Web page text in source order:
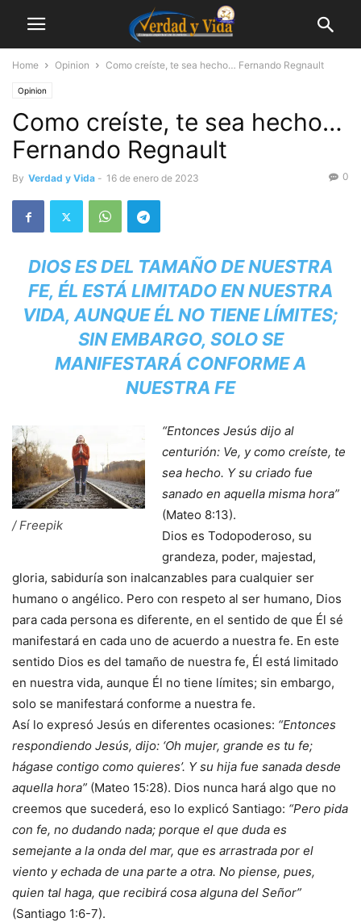
Home Opinion Como creíste, te sea hecho… Fernando Regnault
Opinion
Como creíste, te sea hecho…
Fernando Regnault
By Verdad y Vida - 16 de enero de 2023 0
DIOS ES DEL TAMAÑO DE NUESTRA
FE, ÉL ESTÁ LIMITADO EN NUESTRA
VIDA, AUNQUE ÉL NO TIENE LÍMITES;
SIN EMBARGO, SOLO SE
MANIFESTARÁ CONFORME A
NUESTRA FE
/ Freepik
“Entonces Jesús dijo al
centurión: Ve, y como creíste, te
sea hecho. Y su criado fue
sanado en aquella misma hora”
(Mateo 8:13).
Dios es Todopoderoso, su
grandeza, poder, majestad,
gloria, sabiduría son inalcanzables para cualquier ser
humano o angélico. Pero con respeto al ser humano, Dios
para cada persona es diferente, en el sentido de que Él sé
manifestará en cada uno de acuerdo a nuestra fe. En este
sentido Dios es del tamaño de nuestra fe, Él está limitado
en nuestra vida, aunque Él no tiene límites; sin embargo,
solo se manifestará conforme a nuestra fe.
Así lo expresó Jesús en diferentes ocasiones: “Entonces
respondiendo Jesús, dijo: ‘Oh mujer, grande es tu fe;
hágase contigo como quieres’. Y su hija fue sanada desde
aquella hora” (Mateo 15:28). Dios nunca hará algo que no
creemos que sucederá, eso lo explicó Santiago: “Pero pida
con fe, no dudando nada; porque el que duda es
semejante a la onda del mar, que es arrastrada por el
viento y echada de una parte a otra. No piense, pues,
quien tal haga, que recibirá cosa alguna del Señor”
(Santiago 1:6-7).